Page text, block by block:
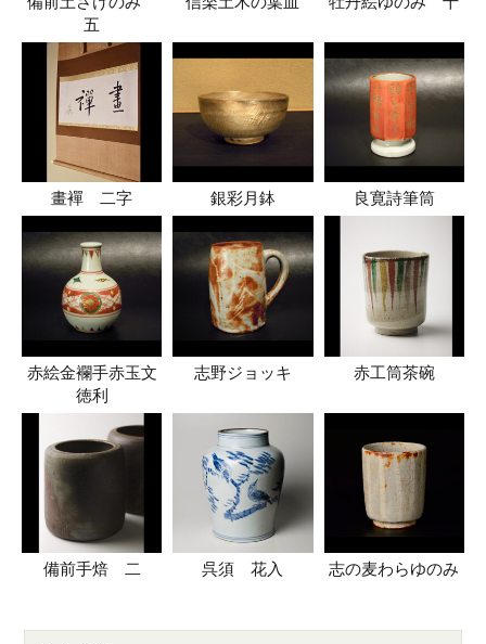
五
畫襌 二字 銀彩月鉢 良寛詩筆筒
赤絵金襴手赤玉文
徳利
志野ジョッキ 赤工筒茶碗
備前手焙 二 呉須 花入 志の麦わらゆのみ